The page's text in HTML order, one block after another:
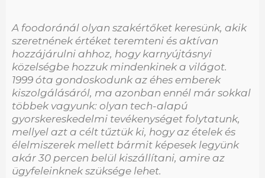
A foodoránál olyan szakértőket keresünk, akik
szeretnének értéket teremteni és aktívan
hozzájárulni ahhoz, hogy karnyújtásnyi
közelségbe hozzuk mindenkinek a világot.
1999 óta gondoskodunk az éhes emberek
kiszolgálásáról, ma azonban ennél már sokkal
többek vagyunk: olyan tech-alapú
gyorskereskedelmi tevékenységet folytatunk,
mellyel azt a célt tűztük ki, hogy az ételek és
élelmiszerek mellett bármit képesek legyünk
akár 30 percen belül kiszállítani, amire az
ügyfeleinknek szüksége lehet.